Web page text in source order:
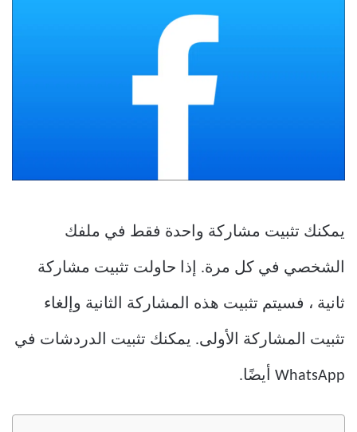
يمكنك تثبيت مشاركة واحدة فقط في ملفك
الشخصي في كل مرة. إذا حاولت تثبيت مشاركة
ثانية ، فسيتم تثبيت هذه المشاركة الثانية وإلغاء
تثبيت المشاركة الأولى. يمكنك تثبيت الدردشات في
WhatsApp أيضًا.